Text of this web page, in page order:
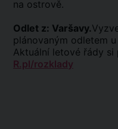
na ostrově.
Odlet z: Varšavy.
plánovaným odletem
Aktuální letové řády si
R.pl/rozklady